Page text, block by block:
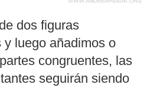
dos figuras
y luego añadimos o
congruentes, las
seguirán siendo